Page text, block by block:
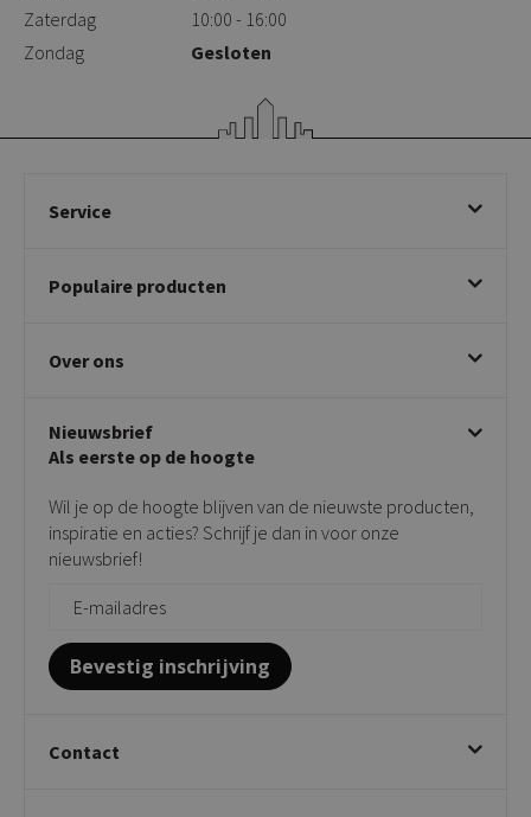
Zaterdag
10:00 - 16:00
Zondag
Gesloten
Service
Betalen & annuleren
Klachtafhandeling
Privacy policy
Populaire producten
Draaibare eetkamerstoelen
Taupe stoelen
Tuinstoelen
Bijzettafels
Over ons
Showroom
Contact
Onderhoudsproducten
Vloerbescherming
Giftcards
Nieuwsbrief
Als eerste op de hoogte
Wil je op de hoogte blijven van de nieuwste producten,
inspiratie en acties? Schrijf je dan in voor onze
nieuwsbrief!
Bevestig inschrijving
Contact